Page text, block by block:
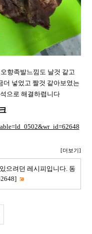
향족발느낌도 날것 같고
더 넣었고 짤것 같아보였는
으로 해결하렵니다
[더보기]
으려던 레시피입니다. 동
50